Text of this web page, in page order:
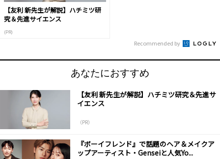
【友利 新先生が解説】ハチミツ研
究＆先進サイエンス
(PR)
Recommended by
あなたにおすすめ
【友利 新先生が解説】ハチミツ研究＆先進サ
イエンス
（PR）
『ボーイフレンド』で話題のヘア＆メイクア
ップアーティスト・Genseiと人気Yo...